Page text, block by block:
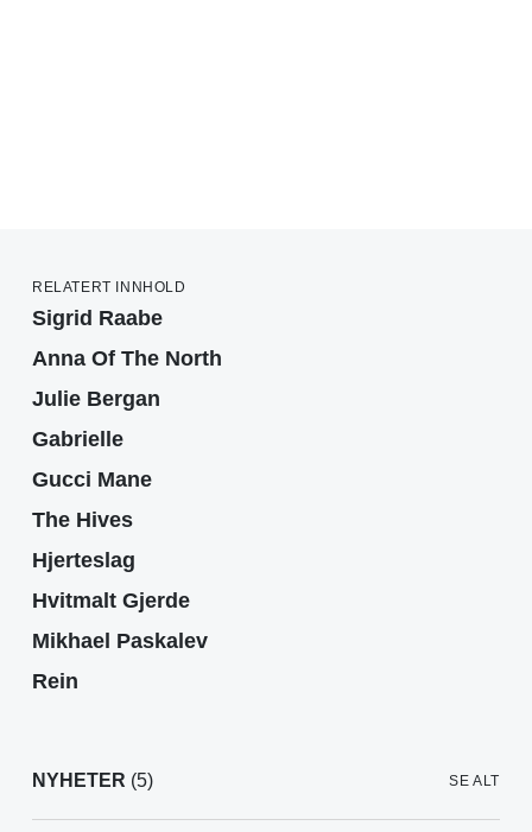
RELATERT INNHOLD
Sigrid Raabe
Anna Of The North
Julie Bergan
Gabrielle
Gucci Mane
The Hives
Hjerteslag
Hvitmalt Gjerde
Mikhael Paskalev
Rein
NYHETER (5) SE ALT